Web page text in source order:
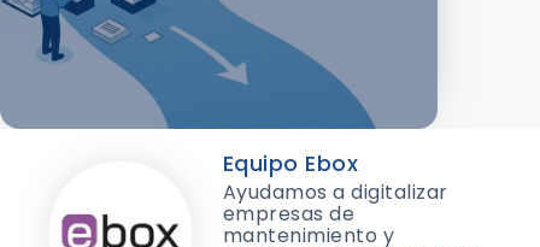
Equipo Ebox
Ayudamos a digitalizar
empresas de
mantenimiento y